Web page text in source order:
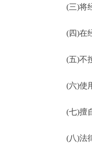
(三)将经
(四)在经
(五)不按
(六)使用
(七)擅自
(八)法律